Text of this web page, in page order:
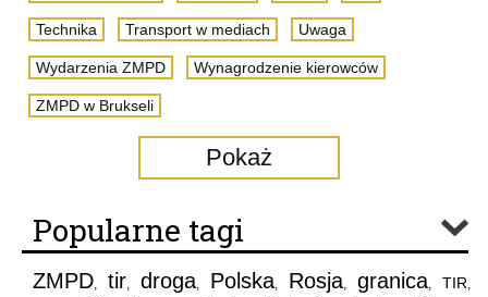
Technika Transport w mediach Uwaga
Wydarzenia ZMPD Wynagrodzenie kierowców
ZMPD w Brukseli
Pokaż
Popularne tagi
ZMPD, tir, droga, Polska, Rosja, granica, TIR,